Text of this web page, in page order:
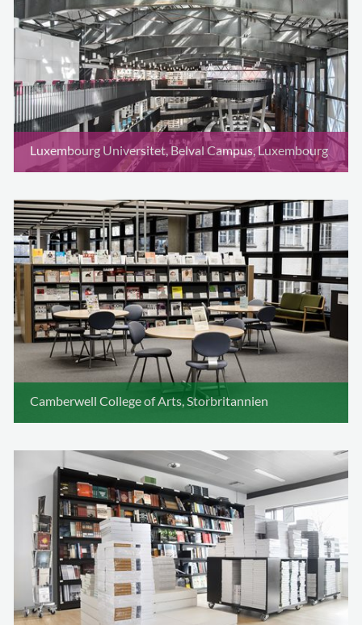
Luxembourg Universitet, Belval Campus, Luxembourg
Camberwell College of Arts, Storbritannien